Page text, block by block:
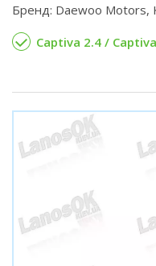
Бренд: Daewoo Motors,
Captiva 2.4 /